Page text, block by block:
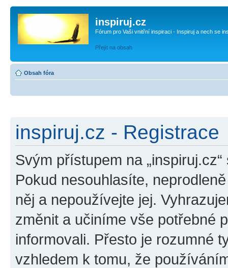
inspiruj.cz
Fórum pro Vaši vnitřní inspiraci - Inspiruj a nech se
Přejít na obsah
Obsah fóra
inspiruj.cz - Registrace
Svým přístupem na
Pokud nesouhlasíte,
něj a nepoužívejte jej.
změnit a učiníme vše potřebné
informovali. Přesto je rozumné
vzhledem k tomu, že